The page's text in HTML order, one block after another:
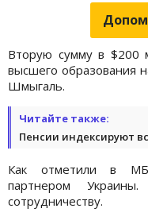
Вторую сумму в $200
высшего образования
Шмыгаль.
Читайте также:
Пенсии индексируют
Как отметили в
партнером
сотрудничеству.